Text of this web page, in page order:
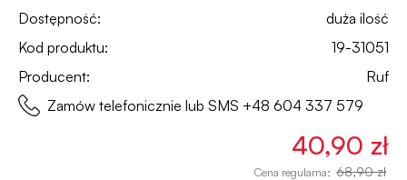
Dostępność:
duża ilość
Kod produktu:
19-31051
Producent:
Ruf
Zamów telefonicznie lub SMS +48 604 337 579
40,90 zł
Cena regularna: 68,90 zł